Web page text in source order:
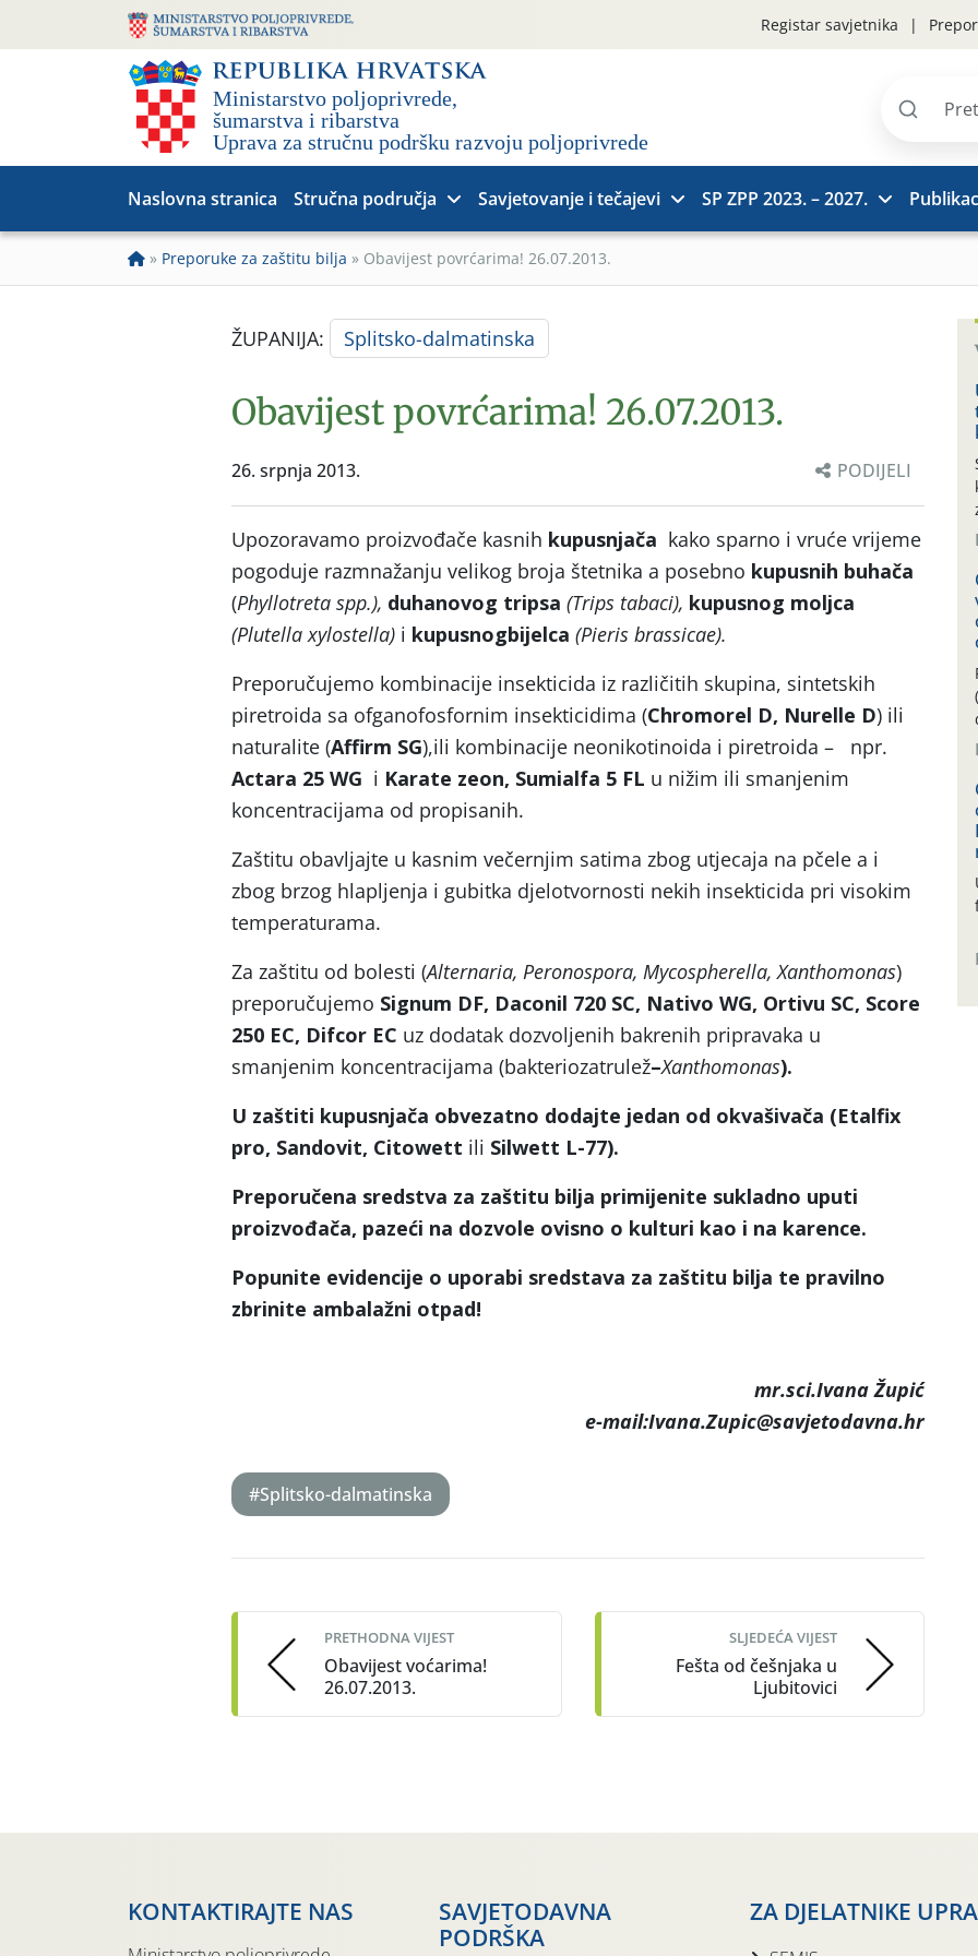
Registar savjetnika
Pretraži
Naslovna stranica Stručna područja Savjetovanje i tečajevi SP ZPP 2023. – 2027.
» Preporuke za zaštitu bilja » Obavijest povrćarima! 26.07.2013.
ŽUPANIJA: Splitsko-dalmatinska
Obavijest povrćarima! 26.07.2013.
26. srpnja 2013. PODIJELI
Upozoravamo proizvođače kasnih kupusnjača kako sparno i vruće vrijeme
pogoduje razmnažanju velikog broja štetnika a posebno kupusnih buhača
(Phyllotreta spp.), duhanovog tripsa (Trips tabaci), kupusnog moljca
(Plutella xylostella) i kupusnogbijelca (Pieris brassicae).
Preporučujemo kombinacije insekticida iz različitih skupina, sintetskih
piretroida sa ofganofosfornim insekticidima (Chromorel D, Nurelle D) ili
naturalite (Affirm SG),ili kombinacije neonikotinoida i piretroida – npr.
Actara 25 WG i Karate zeon, Sumialfa 5 FL u nižim ili smanjenim
koncentracijama od propisanih.
Zaštitu obavljajte u kasnim večernjim satima zbog utjecaja na pčele a i
zbog brzog hlapljenja i gubitka djelotvornosti nekih insekticida pri visokim
temperaturama.
Za zaštitu od bolesti (Alternaria, Peronospora, Mycospherella, Xanthomonas)
preporučujemo Signum DF, Daconil 720 SC, Nativo WG, Ortivu SC, Score
250 EC, Difcor EC uz dodatak dozvoljenih bakrenih pripravaka u
smanjenim koncentracijama (bakteriozatrulež–Xanthomonas).
U zaštiti kupusnjača obvezatno dodajte jedan od okvašivača (Etalfix
pro, Sandovit, Citowett ili Silwett L-77).
Preporučena sredstva za zaštitu bilja primijenite sukladno uputi
proizvođača, pazeći na dozvole ovisno o kulturi kao i na karence.
Popunite evidencije o uporabi sredstava za zaštitu bilja te pravilno
zbrinite ambalažni otpad!
mr.sci.Ivana Župić
e-mail:Ivana.Zupic@savjetodavna.hr
#Splitsko-dalmatinska
navigation
PRETHODNA VIJEST
Obavijest voćarima!
26.07.2013.
SLJEDEĆA VIJEST
Fešta od češnjaka u
Ljubitovici
KONTAKTIRAJTE NAS
SAVJETODAVNA
PODRŠKA
ZA DJELATNIKE